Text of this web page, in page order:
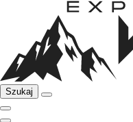
Szukaj